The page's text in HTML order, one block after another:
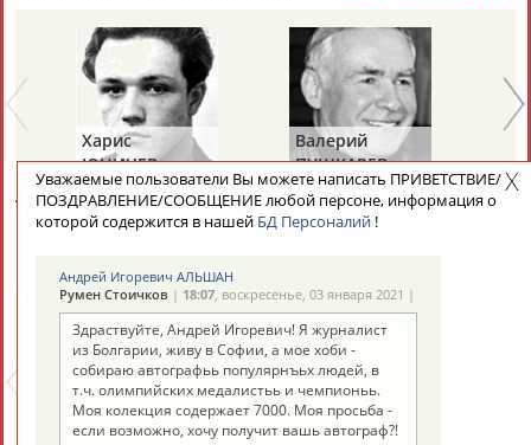
Харис
ЮНИЧЕВ
Валерий
ПУШКАРЕВ
СЕГОДНЯ ДЕНЬ ПАМЯТИ У ПЕРСОН ИЗ МИРА
Альгирдас
Иван
Уважаемые пользователи Вы можете написать ПРИВЕТСТВИЕ/
ПОЗДРАВЛЕНИЕ/СООБЩЕНИЕ любой персоне, информация о
которой содержится в нашей БД Персоналий!
Андрей Игоревич АЛЬШАН
Румен Стоичков| 18:07, воскресенье, 03 января 2021 |
Здраствуйте, Андрей Игоревич! Я журналист
из Болгарии, живу в Софии, а мое хоби -
собираю автографьь популярнъьх людей, в
т.ч. олимпийских медалистьь и чемпионьь.
Моя колекция содержает 7000. Моя просьба -
если возможно, хочу получит вашь автограф?!